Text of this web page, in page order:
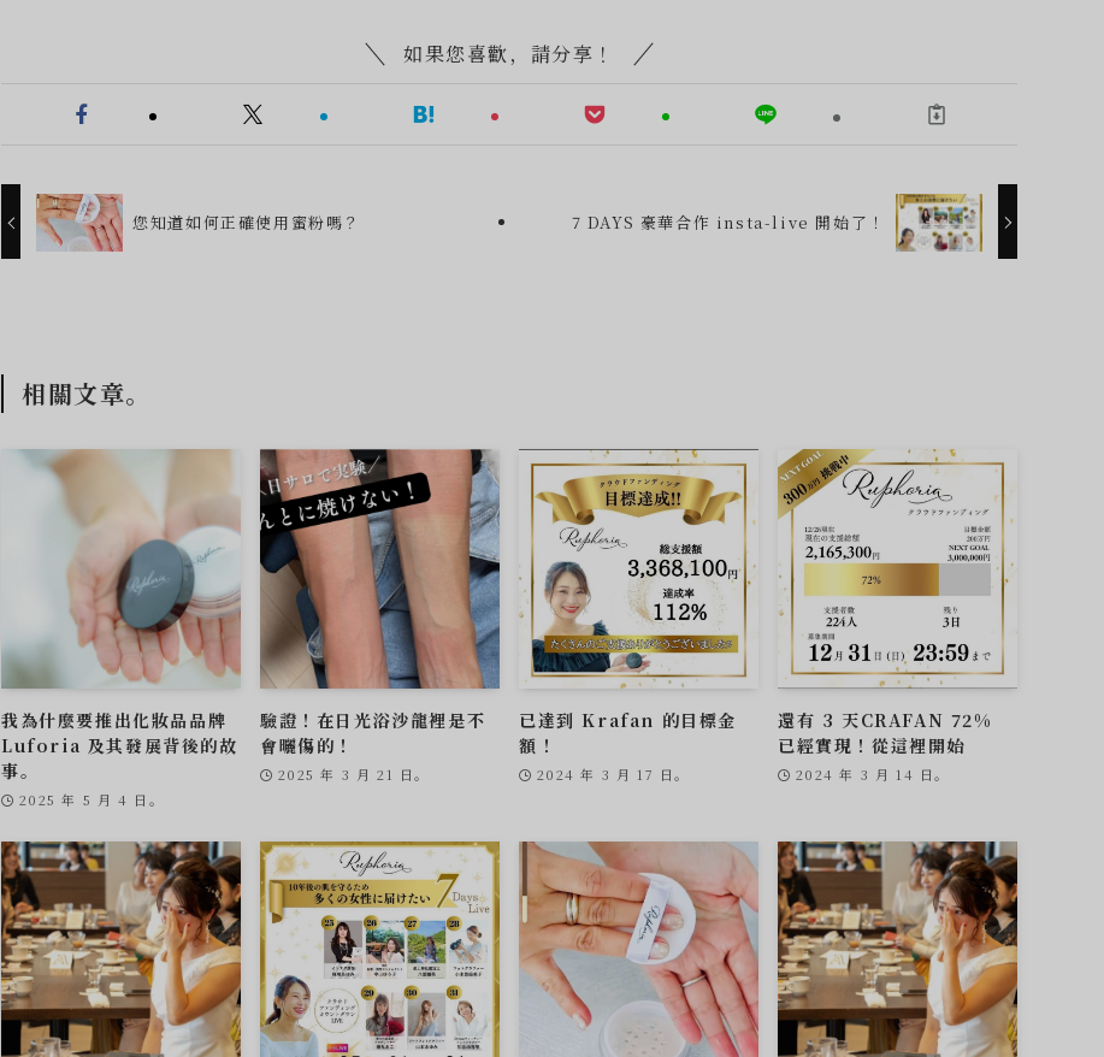
如果您喜歡，請分享！
您知道如何正確使用蜜粉嗎？ 7 DAYS 豪華合作 insta-live 開始了！
相關文章。
我為什麼要推出化妝品品牌
Luforia 及其發展背後的故
事。
2025 年 5 月 4 日。
驗證！在日光浴沙龍裡是不
會曬傷的！
2025 年 3 月 21 日。
已達到 Krafan 的目標金
額！
2024 年 3 月 17 日。
還有 3 天CRAFAN 72%
已經實現！從這裡開始
2024 年 3 月 14 日。